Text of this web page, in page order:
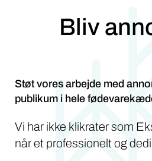
Bliv
Støt vores arbejde med
publikum i hele
Vi har ikke klikrater som
når et professionelt og